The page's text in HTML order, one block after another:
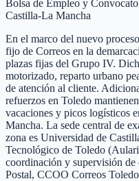
Bolsa de Empleo y
Castilla-La Mancha
En el marco del nuevo
fijo de Correos en la
plazas fijas del Grupo IV.
motorizado, reparto urbano
de atención al cliente.
refuerzos en Toledo
vacaciones y picos logísticos
Mancha. La sede central de
zona es Universidad de
Tecnológico de Toledo
coordinación y supervisión
Postal, CCOO Correos